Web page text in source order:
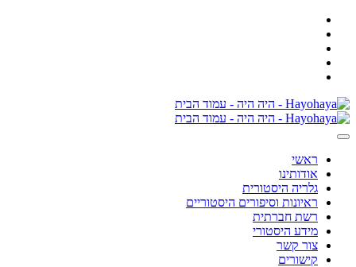
ראשי
אודותינו
גלריה היסטורית
ראיונות וסיפורים היסטוריים
רשת חברתית
מידע היסטורי
צור קשר
קישורים